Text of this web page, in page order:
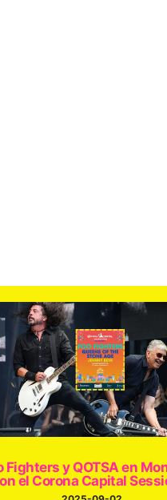
Fighters y QOTSA en
el Corona Capital